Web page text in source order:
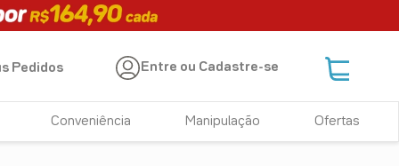
Pedidos Entre ou Cadastre-se
Conveniência Manipulação Ofertas